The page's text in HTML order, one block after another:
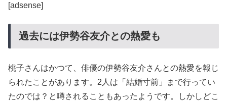
[adsense]
過去には伊勢谷友介との熱愛も
桃子さんはかつて、俳優の伊勢谷友介さんとの熱愛を報じ
られたことがあります。2人は「結婚寸前」まで行ってい
たのでは？と噂されることもあったようです。しかしどこ